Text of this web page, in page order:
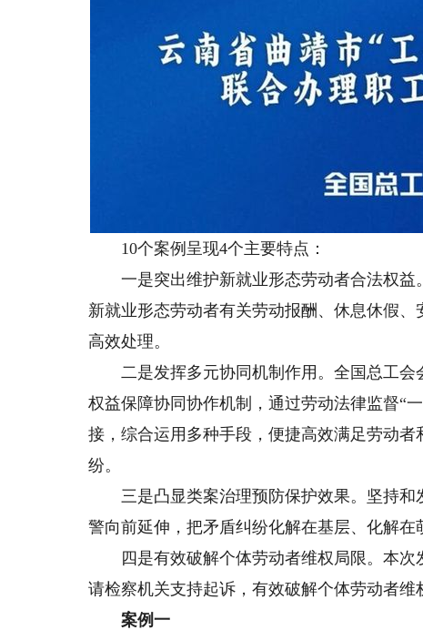
10个案例呈现4个主要特点：
一是突出维护新就业形态劳动者合法权益
新就业形态劳动者有关劳动报酬、休息休假
高效处理。
二是发挥多元协同机制作用。全国总工会
权益保障协同协作机制，通过劳动法律监督“
接，综合运用多种手段，便捷高效满足劳动
纷。
三是凸显类案治理预防保护效果。坚持和
警向前延伸，把矛盾纠纷化解在基层、化解在
四是有效破解个体劳动者维权局限。本次
请检察机关支持起诉，有效破解个体劳动者维
案例一